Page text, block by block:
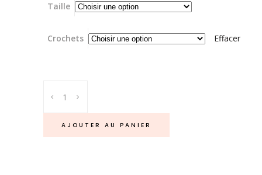
Taille
Crochets Effacer
de
AJOUTER AU PANIER